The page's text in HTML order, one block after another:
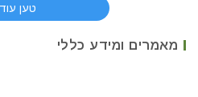
טען עוד
מאמרים ומידע כללי